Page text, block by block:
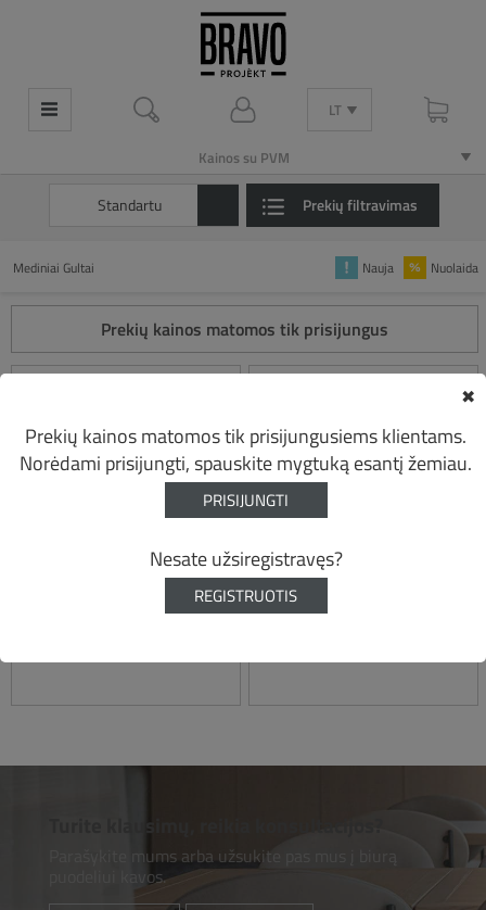
LT
Kainos su PVM
Standartu Prekių filtravimas
Mediniai Gultai Nauja Nuolaida
Prekių kainos matomos tik prisijungus
Turite klausimų, reikia konsultacijos?
Parašykite mums arba užsukite pas mus į biurą
puodeliui kavos.
Prekių kainos matomos tik prisijungusiems klientams.
Norėdami prisijungti, spauskite mygtuką esantį žemiau.
PRISIJUNGTI
Nesate užsiregistravęs?
REGISTRUOTIS
✖